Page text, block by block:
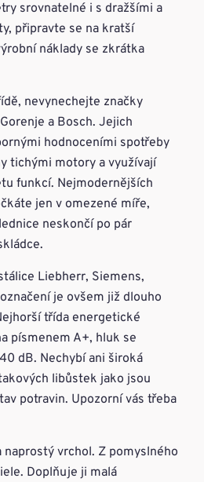
srovnatelné i s dražšími a
připravte se na kratší
náklady se zkrátka
nevynechejte značky
a Bosch. Jejich
hodnoceními spotřeby
tichými motory a využívají
funkcí. Nejmodernějších
jen v omezené míře,
neskončí po pár
Liebherr, Siemens,
je ovšem již dlouho
třída energetické
písmenem A+, hluk se
dB. Nechybí ani široká
libůstek jako jsou
potravin. Upozorní vás třeba
naprostý vrchol. Z pomyslného
Doplňuje ji malá